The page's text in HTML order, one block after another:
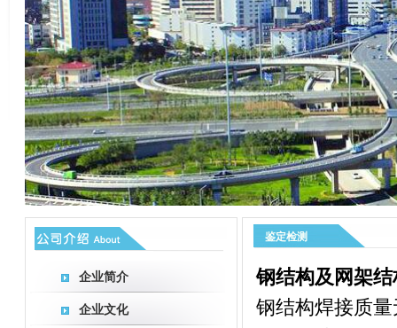
企业简介
企业文化
鉴定检测
钢结构及网架
钢结构焊接质